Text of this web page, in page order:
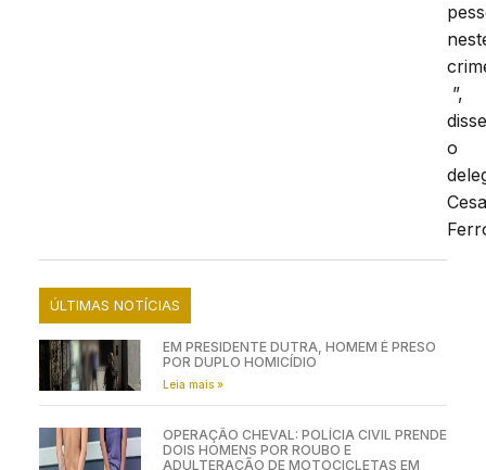
”,
o
ÚLTIMAS NOTÍCIAS
EM PRESIDENTE DUTRA, HOMEM É PRESO
POR DUPLO HOMICÍDIO
Leia mais »
OPERAÇÃO CHEVAL: POLÍCIA CIVIL PRENDE
DOIS HOMENS POR ROUBO E
ADULTERAÇÃO DE MOTOCICLETAS EM